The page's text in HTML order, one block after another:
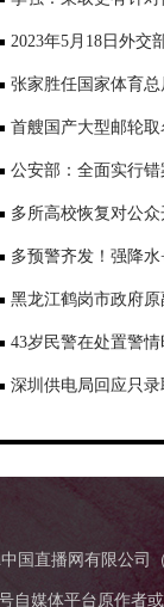
力推动经济运行持续
2023年5月18日外交
记者会
张家胜任国家体育
副省长
首艘国产大型邮轮取
人，今年底交付
公安部：全面实行
责多所高校恢复对公
多预警齐发！强降
浙江福建局地有大暴雨
黑龙江鹤岗市政府原
在医师资格准入、医
43岁民警在处置警
幸牺牲
深圳供电局回应只录
国直播网有限公
媒体平台原作者